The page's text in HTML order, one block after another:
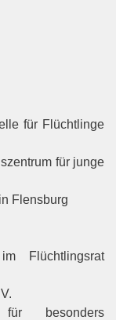
für Flüchtlinge
für junge
Flensburg
Flüchtlingsrat
besonders